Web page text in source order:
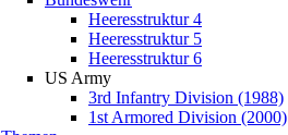
Heeresstruktur 4
Heeresstruktur 5
Heeresstruktur 6
US Army
3rd Infantry Division (1988)
1st Armored Division (2000)